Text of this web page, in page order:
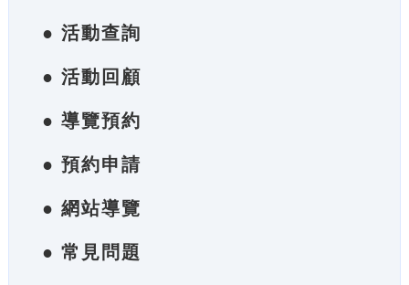
● 活動查詢
● 活動回顧
● 導覽預約
● 預約申請
● 網站導覽
● 常見問題